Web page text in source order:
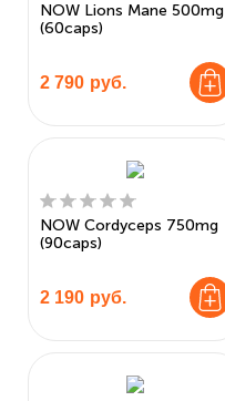
NOW Lions Mane 500mg
(60caps)
2 790 руб.
NOW Cordyceps 750mg
(90caps)
2 190 руб.